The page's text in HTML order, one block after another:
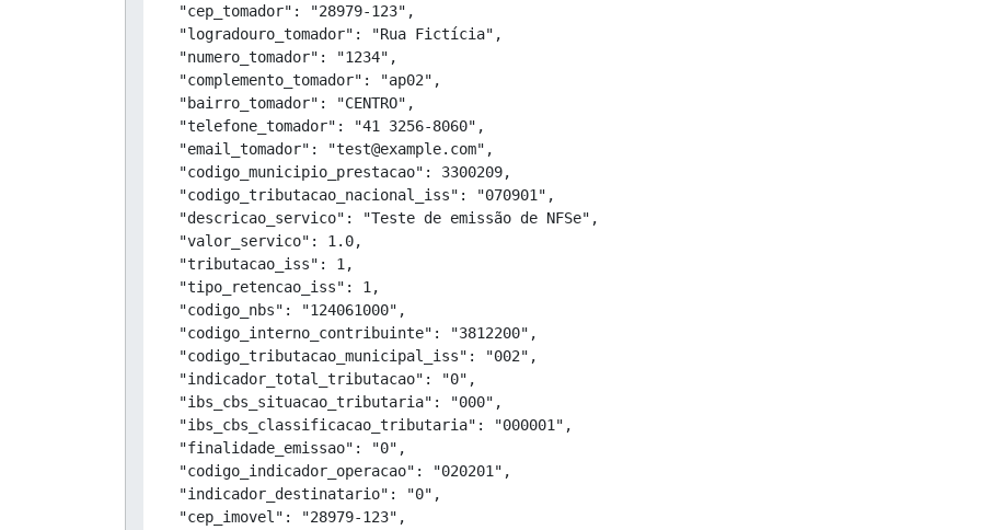
  "cep_tomador": "28979-123",
  "logradouro_tomador": "Rua Fictícia",
  "numero_tomador": "1234",
  "complemento_tomador": "ap02",
  "bairro_tomador": "CENTRO",
  "telefone_tomador": "41 3256-8060",
  "email_tomador": "test@example.com",
  "codigo_municipio_prestacao": 3300209,
  "codigo_tributacao_nacional_iss": "070901",
  "descricao_servico": "Teste de emissão de NFSe",
  "valor_servico": 1.0,
  "tributacao_iss": 1,
  "tipo_retencao_iss": 1,
  "codigo_nbs": "124061000",
  "codigo_interno_contribuinte": "3812200",
  "codigo_tributacao_municipal_iss": "002",
  "indicador_total_tributacao": "0",
  "ibs_cbs_situacao_tributaria": "000",
  "ibs_cbs_classificacao_tributaria": "000001",
  "finalidade_emissao": "0",
  "codigo_indicador_operacao": "020201",
  "indicador_destinatario": "0",
  "cep_imovel": "28979-123",